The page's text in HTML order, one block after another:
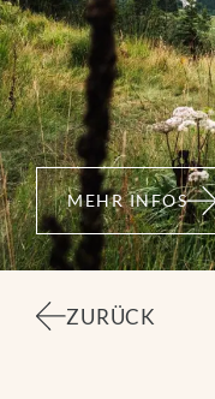
MEHR INFOS
ZURÜCK